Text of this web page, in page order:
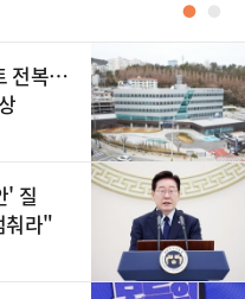
●
전복…
' 질
춰라"